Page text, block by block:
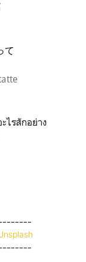
て
ไรสักอย่าง